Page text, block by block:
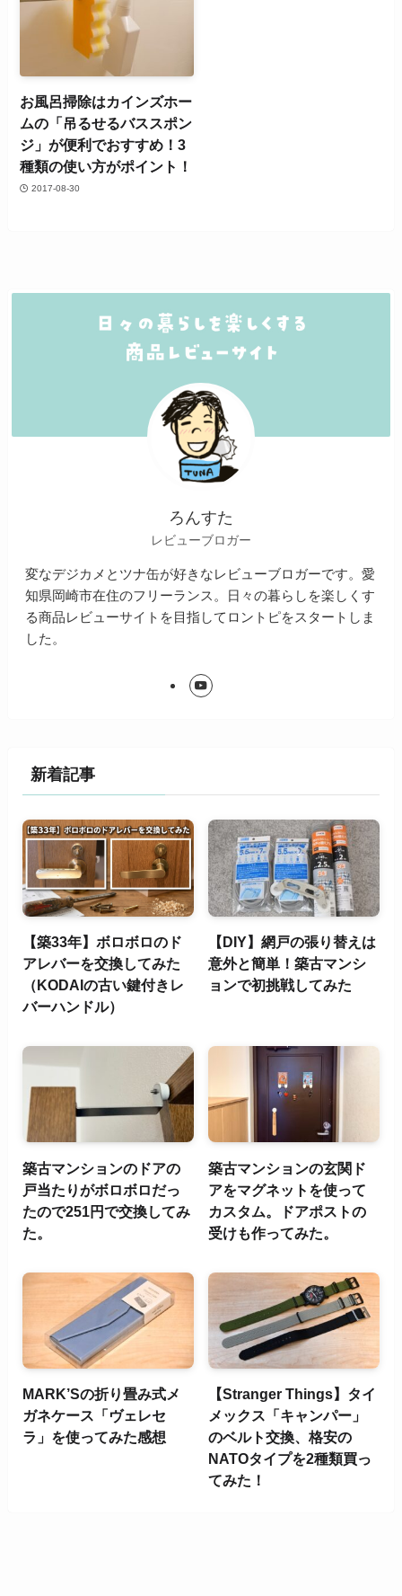
お風呂掃除はカインズホー
ムの「吊るせるバススポン
ジ」が便利でおすすめ！3
種類の使い方がポイント！
2017-08-30
ろんすた
レビューブロガー
変なデジカメとツナ缶が好きなレビューブロガーです。愛
知県岡崎市在住のフリーランス。日々の暮らしを楽しくす
る商品レビューサイトを目指してロントピをスタートしま
した。
新着記事
【築33年】ボロボロのド
アレバーを交換してみた
（KODAIの古い鍵付きレ
バーハンドル）
【DIY】網戸の張り替えは
意外と簡単！築古マンシ
ョンで初挑戦してみた
築古マンションのドアの
戸当たりがボロボロだっ
たので251円で交換してみ
た。
築古マンションの玄関ド
アをマグネットを使って
カスタム。ドアポストの
受けも作ってみた。
MARK’Sの折り畳み式メ
ガネケース「ヴェレセ
ラ」を使ってみた感想
【Stranger Things】タイ
メックス「キャンパー」
のベルト交換、格安の
NATOタイプを2種類買っ
てみた！